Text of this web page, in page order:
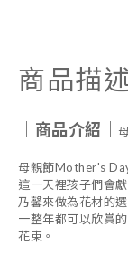
商品描
｜商品介紹｜
母親節Mother's
這一天裡孩子們會
乃馨來做為花材的
一整年都可以欣賞
花束。